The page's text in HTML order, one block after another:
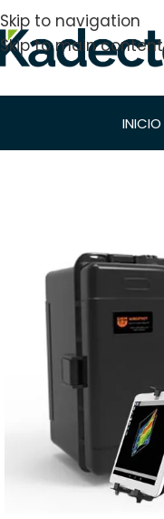
Skip to navigation
Skip to main content
INICIO